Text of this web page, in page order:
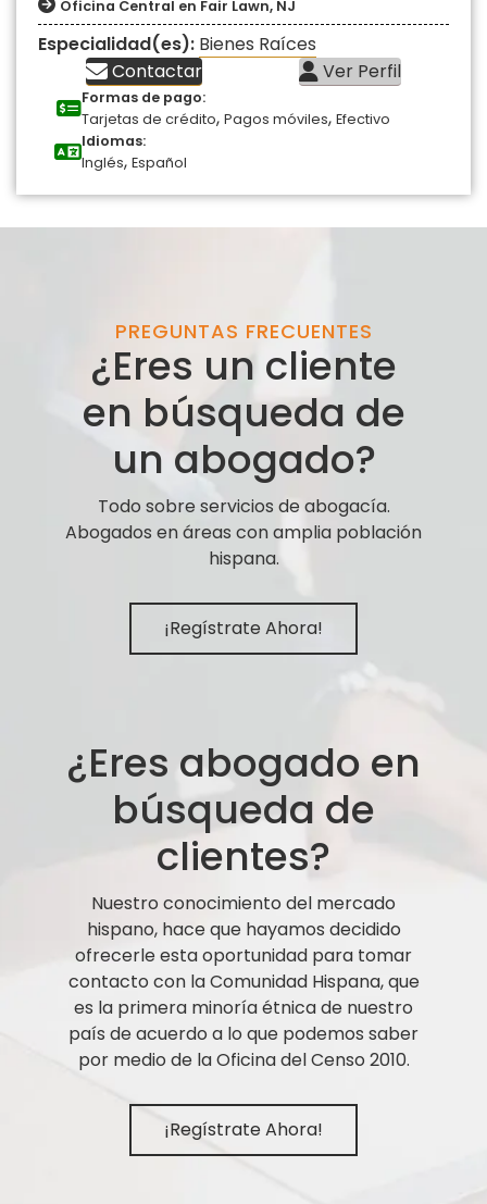
Oficina Central en Fair Lawn, NJ
Especialidad(es): Bienes Raíces
Contactar
Ver Perfil
Formas de pago:
Tarjetas de crédito, Pagos móviles, Efectivo
Idiomas:
Inglés, Español
PREGUNTAS FRECUENTES
¿Eres un cliente
en búsqueda de
un abogado?
Todo sobre servicios de abogacía.
Abogados en áreas con amplia población
hispana.
¡Regístrate Ahora!
¿Eres abogado en
búsqueda de
clientes?
Nuestro conocimiento del mercado
hispano, hace que hayamos decidido
ofrecerle esta oportunidad para tomar
contacto con la Comunidad Hispana, que
es la primera minoría étnica de nuestro
país de acuerdo a lo que podemos saber
por medio de la Oficina del Censo 2010.
¡Regístrate Ahora!